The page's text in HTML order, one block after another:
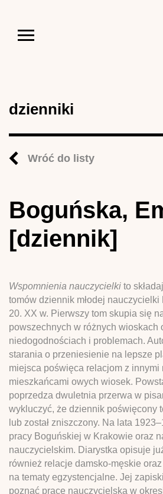
dzienniki
Wróć do listy
Boguńska,
[dziennik]
Wspomnienia nauczycielki to
tomów dziennik młodej
20. XX w. Pierwszy tom skupia się
powszechnych w różnych wioskach
niedogodnościach i problemach.
starania o przeniesienie na lepsze
miejsca poświęca relacjom z innymi
mieszkańcami owych wiosek.
poprzedza dwuletnia przerwa w
wykluczyć, że dziennik poświęcony
lub został zniszczony. Na lata
pracy Boguńskiej w Krakowie oraz
nauczycielskim. Diarystka opisuje
również relacje damsko-męskie
na tematy egzystencjalne. Jej
poznać pracę nauczycielską w